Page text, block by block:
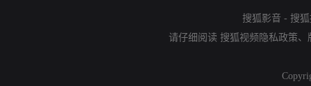
搜狐影音 - 搜
请仔细阅读 搜狐视频隐私政策、